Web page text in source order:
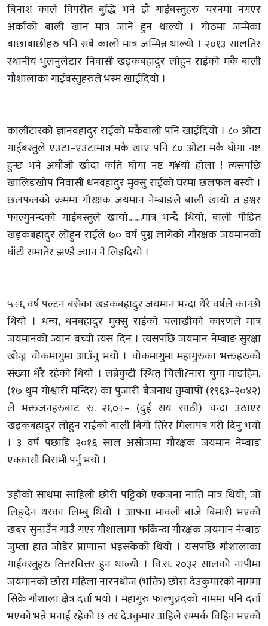
बिनाशं काले विपरीत बुद्धि भने झै गाईबस्तुहरु चरनमा नगएर
अर्काको बाली खान मात्र जाने हुन थाल्यो । गोठमा जन्मेका
बाछाबाछीहरु पनि सबै कालो मात्र जन्मिन्न थाल्यो । २०१३ सालतिर
स्थानीय भुलनुलेटार निवासी खड्कबहादुर लोहुन राईको मकै बाली
गौशालाका गाईबस्तुहरुले भस्म खाईदियो ।
कालीटारको ज्ञानबहादुर राईको मकैबाली पनि खाईदियो । ८० ओटा
गाईबस्तुले एउटा–एउटामात्र मकै खाए पनि ८० ओटा मकै घोगा नष्ट
हुन्छ भने अघौंजी खाँदा कति घोगा नष्ट ग¥यो होला ! त्यसपछि
खालिङखोप निवासी धनबहादुर मुक्सु राईको घरमा छलफल बस्यो ।
छलफलको क्रममा गौरक्षक जयमान नेम्बाङले बाली खायो त इश्वर
फाल्गुनन्दको गाईबस्तुले खायो…….मात्र भन्दै थियो, बाली पीडित
खड्कबहादुर लोहुन राईले ७० वर्ष पुग्न लागेको गौरक्षक जयमानको
घाँटी समातेर झण्डै ज्यान नै लिइदियो ।
५÷६ वर्ष पल्टन बसेका खडकबहादुर जयमान भन्दा धेरै वर्षले कान्छो
थियो । धन्य, धनबहादुर मुक्सु राईको चलाखीको कारणले मात्र
जयमानको ज्यान बच्यो त्यस दिन । त्यसपछि जयमान नेम्बाङ सुरक्षा
खोज्न चोकमागुमा आउँनु भयो । चोकमागुमा महागुरुका भक्तहरुको
संख्या धेरै रहेको थियो । लब्रेकुटी स्थित् चिली?नारा युमा माङहिम,
(१७ थुम गोश्वारी मन्दिर) का पुजारी बैजनाथ तुम्बापो (१९६३–२०४२)
ले भक्तजनहरुबाट रु. २६०÷– (दुई सय साठी) चन्दा उठाएर
खड्कबहादुर लोहुन राईको बाली बिगो तिरेर मिलापत्र गरी दिनु भयो
। ३ वर्ष पछाडि २०१६ साल असोजमा गौरक्षक जयमान नेम्बाङ
एक्कासी विरामी पर्नु भयो ।
उहाँको साथमा साहिली छोरी पट्टिको एकजना नाति मात्र थियो, जो
लिङ्देन थरका लिम्बु थियो । आफ्ना मावली बाजे बिमारी भएको
खबर सुनाउँन गाउँ गएर गौशालामा फर्किन्दा गौरक्षक जयमान नेम्बाङ
जुम्ला हात जोडेर प्राणान्त भइसकेको थियो । यसपछि गौशालाका
गाईवस्तुहरु तित्तरवित्तर हुन थाल्यो । वि.स. २०३२ सालको नापीमा
जयमानको छोरा महिला नारनधोज (भक्ति) छोरा देउकुमारको नाममा
सिक्रे गौशाला क्षेत्र दर्ता भयो । महागुरु फाल्गुन्नदको नाममा पनि दर्ता
भएको भन्ने भनाई रहेको छ तर देउकुमार अहिले सम्पर्क विहिन भएको